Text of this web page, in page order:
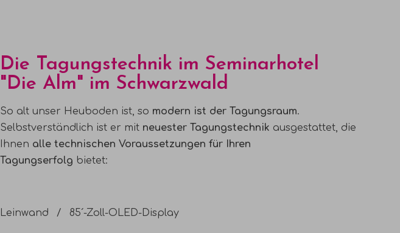
Die Tagungstechnik im Seminarhotel
"Die Alm" im Schwarzwald
So alt unser Heuboden ist, so modern ist der Tagungsraum.
Selbstverständlich ist er mit neuester Tagungstechnik ausgestattet, die
Ihnen alle technischen Voraussetzungen für Ihren
Tagungserfolg bietet:
Leinwand 85´-Zoll-OLED-Display